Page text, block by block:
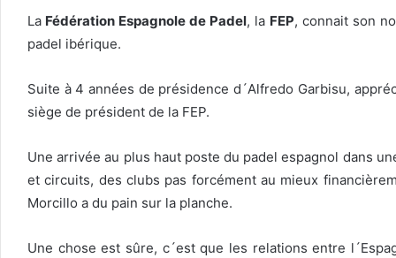
La Fédération Espagnole de Padel, la FEP, connait son
padel ibérique.
Suite à 4 années de présidence d´Alfredo Garbisu,
siège de président de la FEP.
Une arrivée au plus haut poste du padel espagnol dans
et circuits, des clubs pas forcément au mieux
Morcillo a du pain sur la planche.
Une chose est sûre, c´est que les relations entre